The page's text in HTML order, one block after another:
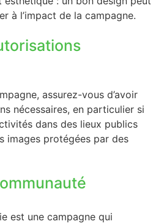
à l’impact de la campagne.
assurez-vous d’avoir
nécessaires, en particulier si
dans des lieux publics
images protégées par des
est une campagne qui